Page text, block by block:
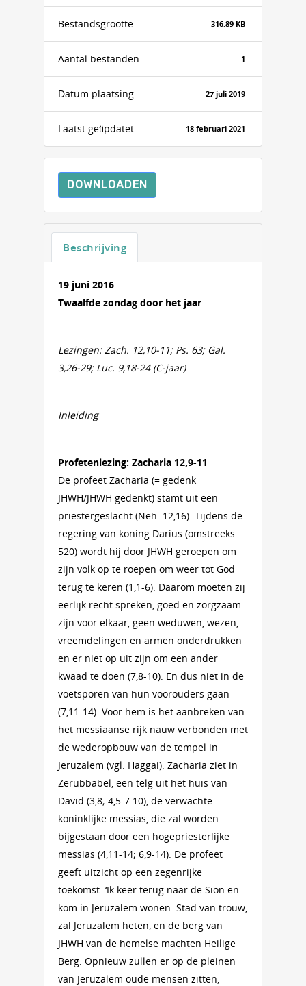
Bestandsgrootte 316.89 KB
Aantal bestanden 1
Datum plaatsing 27 juli 2019
Laatst geüpdatet 18 februari 2021
DOWNLOADEN
Beschrijving
19 juni 2016
Twaalfde zondag door het jaar
Lezingen: Zach. 12,10-11; Ps. 63; Gal.
3,26-29; Luc. 9,18-24 (C-jaar)
Inleiding
Profetenlezing: Zacharia 12,9-11
De profeet Zacharia (= gedenk
JHWH/JHWH gedenkt) stamt uit een
priestergeslacht (Neh. 12,16). Tijdens de
regering van koning Darius (omstreeks
520) wordt hij door JHWH geroepen om
zijn volk op te roepen om weer tot God
terug te keren (1,1-6). Daarom moeten zij
eerlijk recht spreken, goed en zorgzaam
zijn voor elkaar, geen weduwen, wezen,
vreemdelingen en armen onderdrukken
en er niet op uit zijn om een ander
kwaad te doen (7,8-10). En dus niet in de
voetsporen van hun voorouders gaan
(7,11-14). Voor hem is het aanbreken van
het messiaanse rijk nauw verbonden met
de wederopbouw van de tempel in
Jeruzalem (vgl. Haggai). Zacharia ziet in
Zerubbabel, een telg uit het huis van
David (3,8; 4,5-7.10), de verwachte
koninklijke messias, die zal worden
bijgestaan door een hogepriesterlijke
messias (4,11-14; 6,9-14). De profeet
geeft uitzicht op een zegenrijke
toekomst: ‘Ik keer terug naar de Sion en
kom in Jeruzalem wonen. Stad van trouw,
zal Jeruzalem heten, en de berg van
JHWH van de hemelse machten Heilige
Berg. Opnieuw zullen er op de pleinen
van Jeruzalem oude mensen zitten,